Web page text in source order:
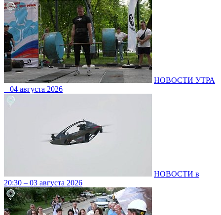
НОВОСТИ УТРА
– 04 августа 2026
НОВОСТИ в
20:30 – 03 августа 2026